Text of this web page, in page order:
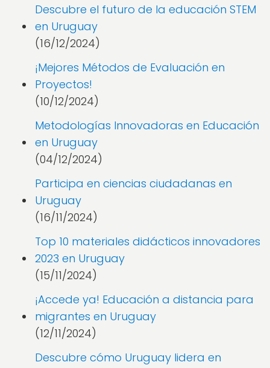
Descubre el futuro de la educación STEM
en Uruguay
(16/12/2024)
¡Mejores Métodos de Evaluación en
Proyectos!
(10/12/2024)
Metodologías Innovadoras en Educación
en Uruguay
(04/12/2024)
Participa en ciencias ciudadanas en
Uruguay
(16/11/2024)
Top 10 materiales didácticos innovadores
2023 en Uruguay
(15/11/2024)
¡Accede ya! Educación a distancia para
migrantes en Uruguay
(12/11/2024)
Descubre cómo Uruguay lidera en